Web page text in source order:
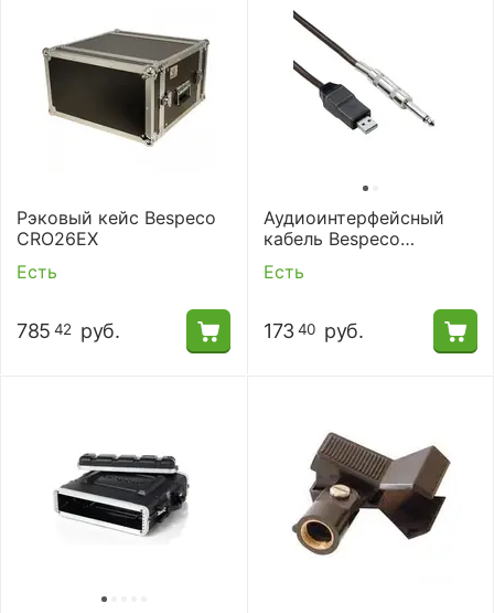
Рэковый кейс Bespeco
CRO26EX
Есть
785 42 руб.
Аудиоинтерфейсный
кабель Bespeco
Есть
173 40 руб.